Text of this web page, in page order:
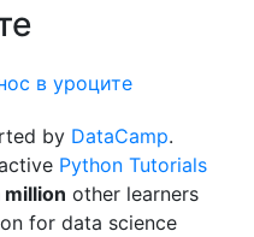
в уроците
by DataCamp.
Python Tutorials
million other learners
for data science